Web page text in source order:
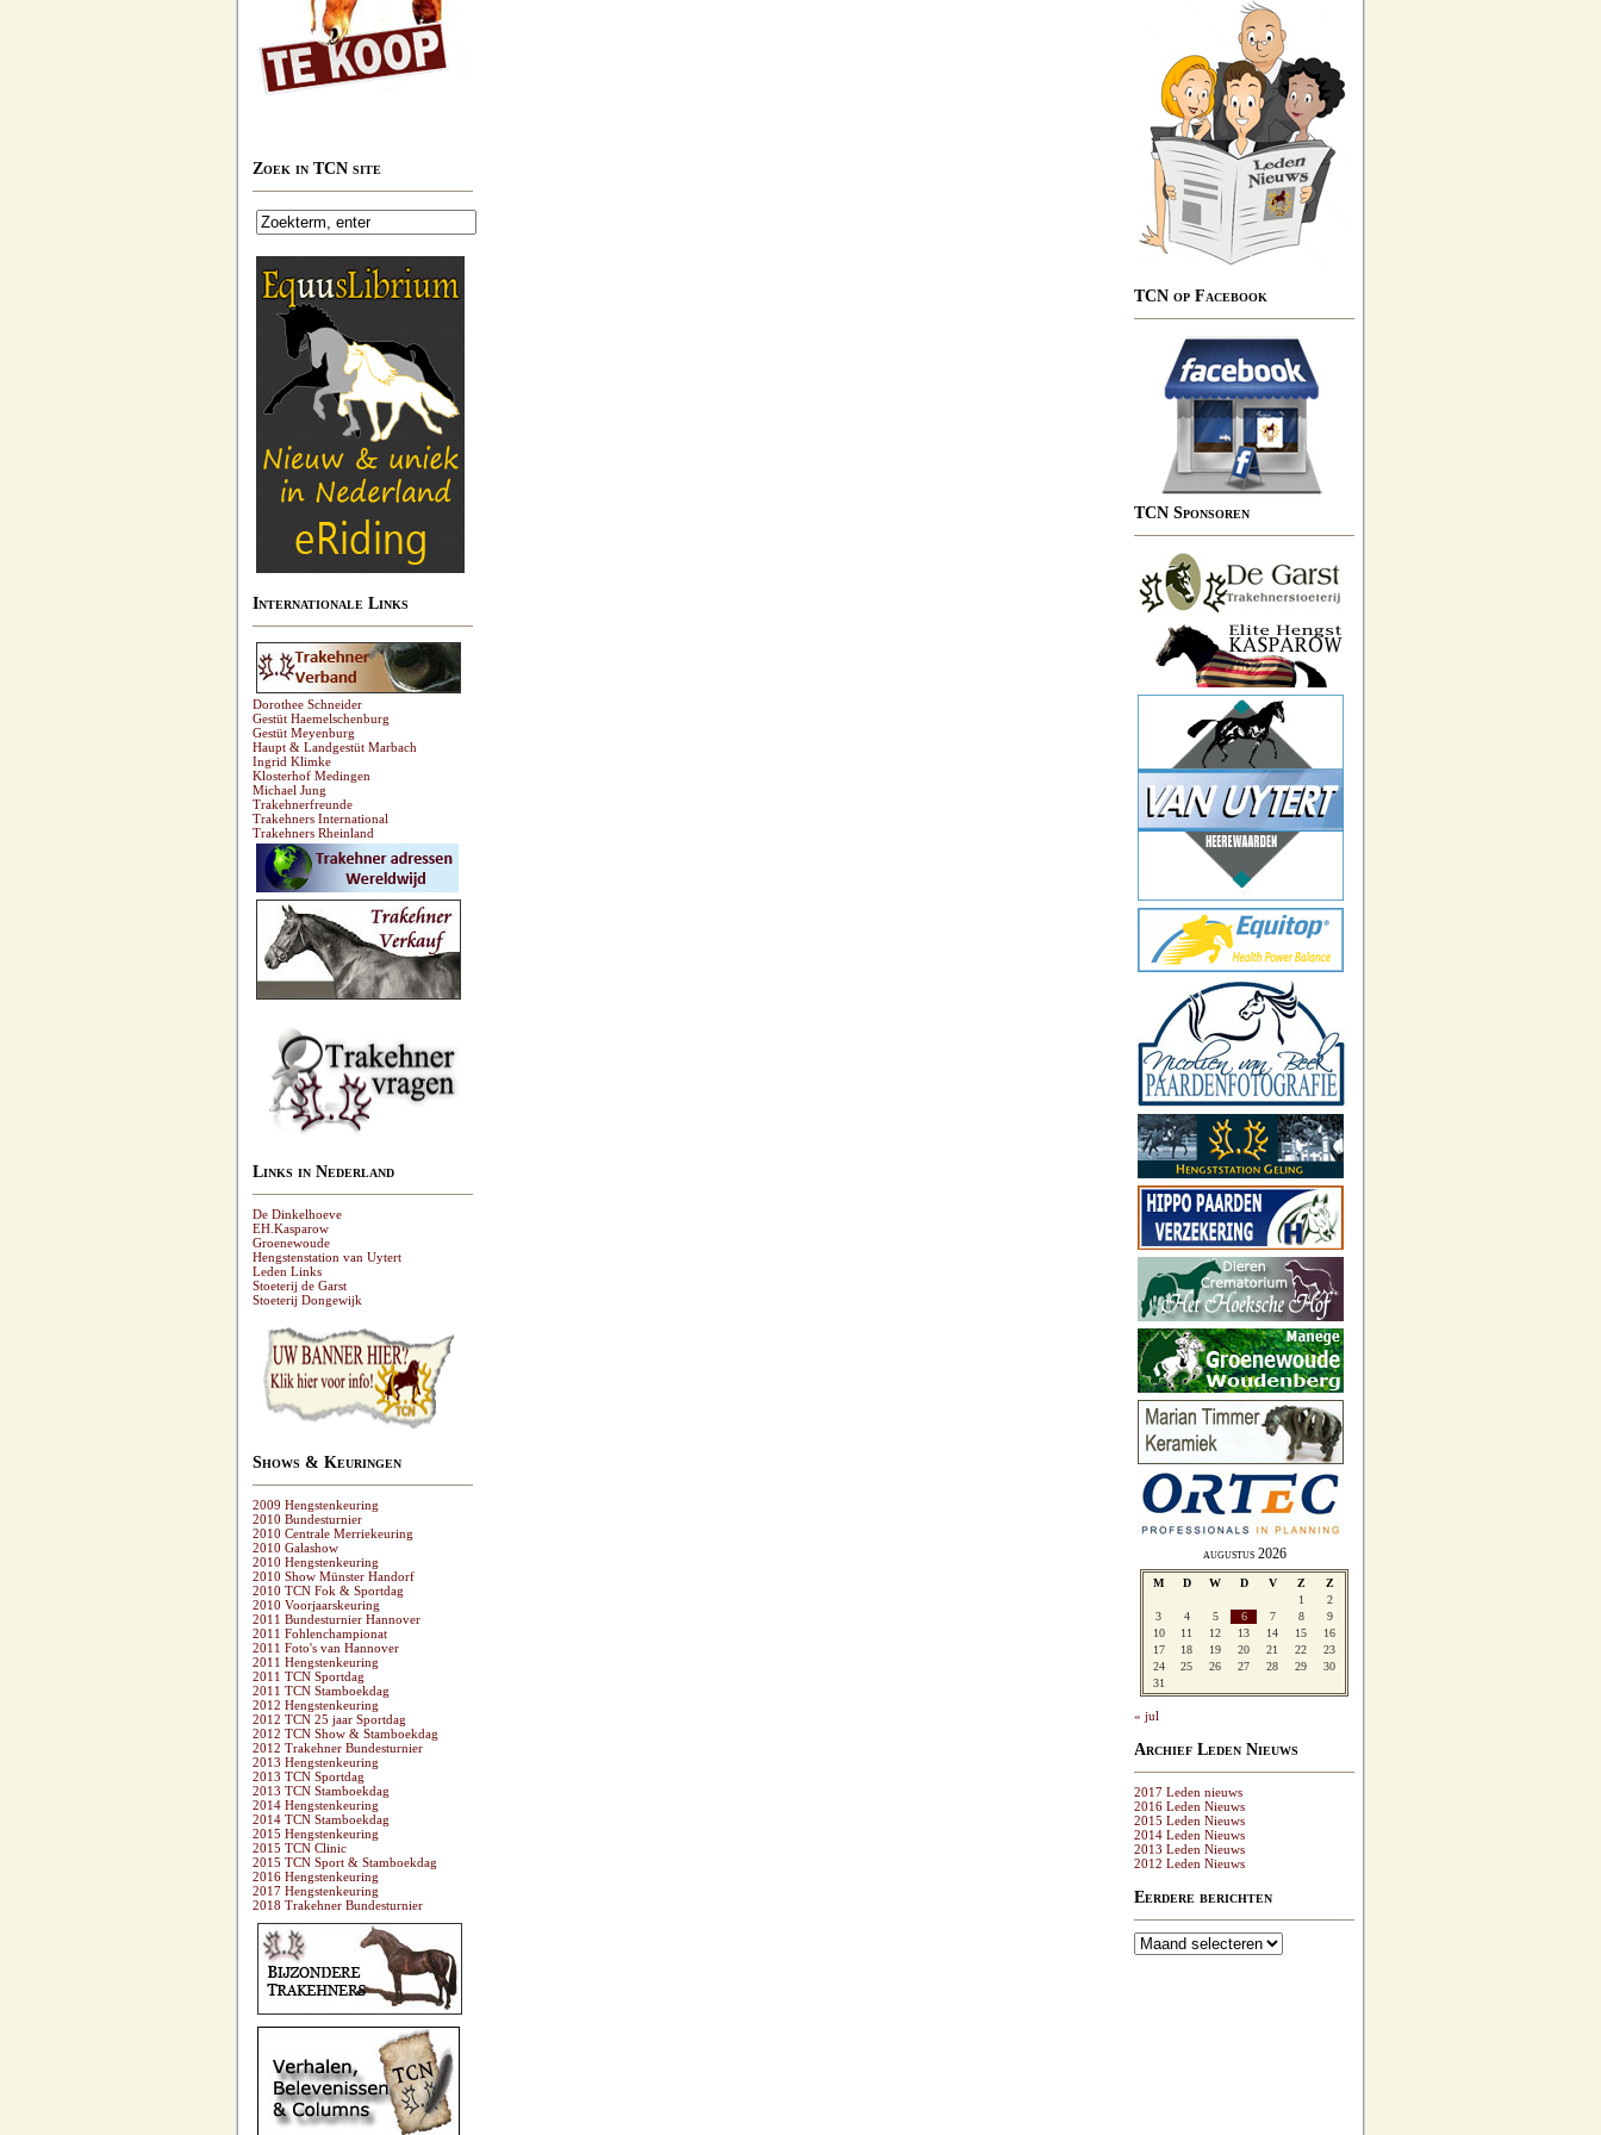
Zoek in TCN site
Internationale Links
Dorothee Schneider
Gestüt Haemelschenburg
Gestüt Meyenburg
Haupt & Landgestüt Marbach
Ingrid Klimke
Klosterhof Medingen
Michael Jung
Trakehnerfreunde
Trakehners International
Trakehners Rheinland
Links in Nederland
De Dinkelhoeve
EH.Kasparow
Groenewoude
Hengstenstation van Uytert
Leden Links
Stoeterij de Garst
Stoeterij Dongewijk
Shows & Keuringen
2009 Hengstenkeuring
2010 Bundesturnier
2010 Centrale Merriekeuring
2010 Galashow
2010 Hengstenkeuring
2010 Show Münster Handorf
2010 TCN Fok & Sportdag
2010 Voorjaarskeuring
2011 Bundesturnier Hannover
2011 Fohlenchampionat
2011 Foto's van Hannover
2011 Hengstenkeuring
2011 TCN Sportdag
2011 TCN Stamboekdag
2012 Hengstenkeuring
2012 TCN 25 jaar Sportdag
2012 TCN Show & Stamboekdag
2012 Trakehner Bundesturnier
2013 Hengstenkeuring
2013 TCN Sportdag
2013 TCN Stamboekdag
2014 Hengstenkeuring
2014 TCN Stamboekdag
2015 Hengstenkeuring
2015 TCN Clinic
2015 TCN Sport & Stamboekdag
2016 Hengstenkeuring
2017 Hengstenkeuring
2018 Trakehner Bundesturnier
TCN op Facebook
TCN Sponsoren
augustus 2026
M D W D V Z
Z
1
2
3
4 5 6 7 8
9
10
11 12 13 14 15
16
17
18 19 20 21 22
23
24
25 26 27 28 29
30
31
« jul
Archief Leden Nieuws
2017 Leden nieuws
2016 Leden Nieuws
2015 Leden Nieuws
2014 Leden Nieuws
2013 Leden Nieuws
2012 Leden Nieuws
Eerdere berichten
Eerdere
berichten